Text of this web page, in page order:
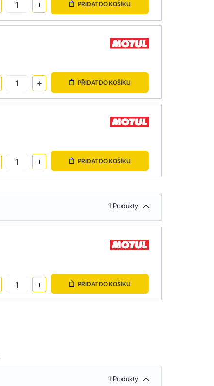
PŘIDAT DO KOŠÍKU
PŘIDAT DO KOŠÍKU
PŘIDAT DO KOŠÍKU
1 Produkty
PŘIDAT DO KOŠÍKU
1 Produkty